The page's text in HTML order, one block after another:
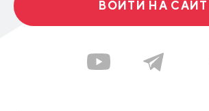
ВОЙТИ НА САЙТ